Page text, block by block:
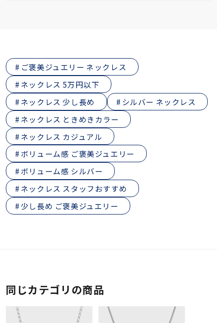
ご褒美ジュエリー ネックレス
ネックレス 5万円以下
ネックレス 少し長め
シルバー ネックレス
ネックレス ときめきカラー
ネックレス カジュアル
ボリューム感 ご褒美ジュエリー
ボリューム感 シルバー
ネックレス スタッフおすすめ
少し長め ご褒美ジュエリー
同じカテゴリの商品